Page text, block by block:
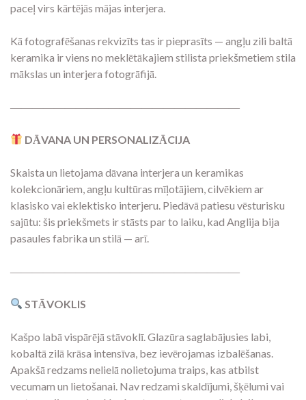
paceļ virs kārtējās mājas interjera.
Kā fotografēšanas rekvizīts tas ir pieprasīts — angļu zili baltā
keramika ir viens no meklētākajiem stilista priekšmetiem stila
mākslas un interjera fotogrāfijā.
―――――――――――――――――――――
DĀVANA UN PERSONALIZĀCIJA
Skaista un lietojama dāvana interjera un keramikas
kolekcionāriem, angļu kultūras mīļotājiem, cilvēkiem ar
klasisko vai eklektisko interjeru. Piedāvā patiesu vēsturisku
sajūtu: šis priekšmets ir stāsts par to laiku, kad Anglija bija
pasaules fabrika un stilā — arī.
―――――――――――――――――――――
STĀVOKLIS
Kašpo labā vispārējā stāvoklī. Glazūra saglabājusies labi,
kobaltā zilā krāsa intensīva, bez ievērojamas izbalēšanas.
Apakšā redzams nelielā nolietojuma traips, kas atbilst
vecumam un lietošanai. Nav redzami skaldījumi, šķēlumi vai